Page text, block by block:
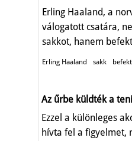
Erling Haaland, a
válogatott csatára,
sakkot, hanem
Erling Haaland sakk
Az űrbe küldték a
Ezzel a különleges
hívta fel a figyelmet,